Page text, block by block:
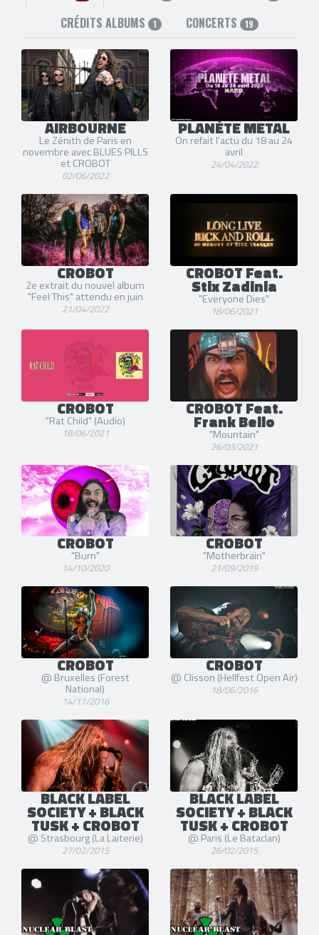
2 liens externes
facebooketsite officiel
CRÉDITS ALBUMS 1 CONCERTS 19
AIRBOURNE
Le Zénith de Paris en
novembre avec BLUES PILLS
et CROBOT
02/06/2022
PLANÈTE METAL
On refait l'actu du 18 au 24
avril
24/04/2022
CROBOT
2e extrait du nouvel album
"Feel This" attendu en juin
21/04/2022
CROBOT Feat.
Stix Zadinia
"Everyone Dies"
18/06/2021
CROBOT
"Rat Child" (Audio)
18/06/2021
CROBOT Feat.
Frank Bello
"Mountain"
26/03/2021
CROBOT
"Burn"
14/10/2020
CROBOT
"Motherbrain"
21/09/2019
CROBOT
@ Bruxelles (Forest
National)
14/11/2016
CROBOT
@ Clisson (Hellfest Open Air)
18/06/2016
BLACK LABEL
SOCIETY + BLACK
TUSK + CROBOT
@ Strasbourg (La Laiterie)
27/02/2015
BLACK LABEL
SOCIETY + BLACK
TUSK + CROBOT
@ Paris (Le Bataclan)
26/02/2015